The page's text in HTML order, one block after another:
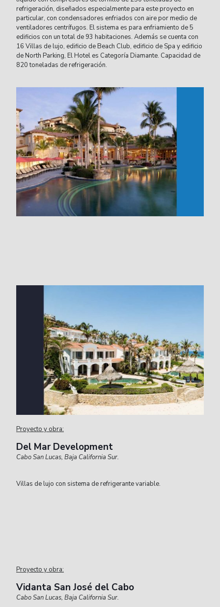
refrigeración, diseñados especialmente para este proyecto en
particular, con condensadores enfriados con aire por medio de
ventiladores centrífugos. El sistema es para enfriamiento de 5
edificios con un total de 93 habitaciones. Además se cuenta con
16 Villas de lujo, edificio de Beach Club, edificio de Spa y edificio
de North Parking, El Hotel es Categoría Diamante. Capacidad de
820 toneladas de refrigeración.
Proyecto y obra:
Del Mar Development
Cabo San Lucas, Baja California Sur.
Villas de lujo con sistema de refrigerante variable.
Proyecto y obra:
Vidanta San José del Cabo
Cabo San Lucas, Baja California Sur.